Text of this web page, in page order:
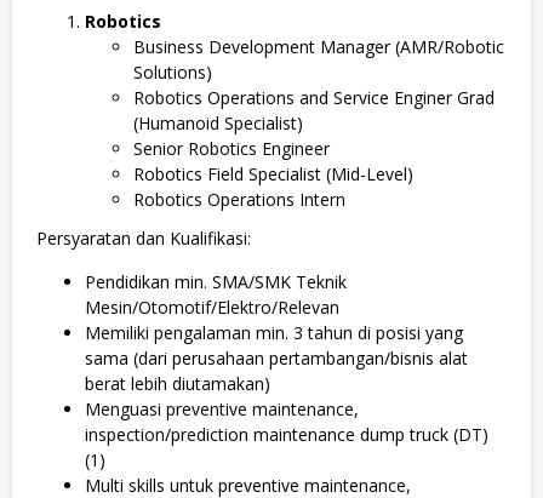
Robotics
Business Development Manager (AMR/Robotic
Solutions)
Robotics Operations and Service Enginer Grad
(Humanoid Specialist)
Senior Robotics Engineer
Robotics Field Specialist (Mid-Level)
Robotics Operations Intern
Persyaratan dan Kualifikasi:
Pendidikan min. SMA/SMK Teknik
Mesin/Otomotif/Elektro/Relevan
Memiliki pengalaman min. 3 tahun di posisi yang
sama (dari perusahaan pertambangan/bisnis alat
berat lebih diutamakan)
Menguasi preventive maintenance,
inspection/prediction maintenance dump truck (DT)
(1)
Multi skills untuk preventive maintenance,